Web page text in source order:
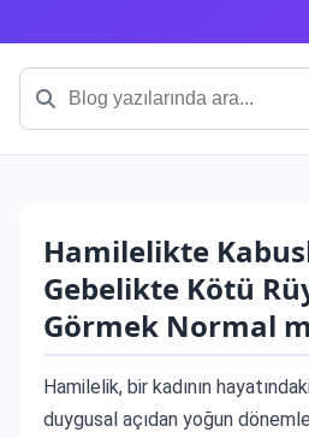
Hamilelikte
Gebelikte Kötü
Görmek Normal
Hamilelik, bir kadının
duygusal açıdan yoğun